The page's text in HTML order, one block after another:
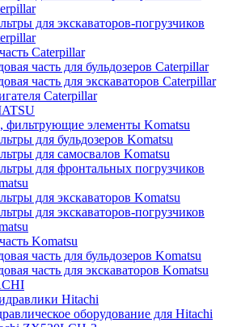
для экскаваторов-погрузчиков
Caterpillar
часть для бульдозеров Caterpillar
часть для экскаваторов Caterpillar
Caterpillar
фильтрующие элементы Komatsu
для бульдозеров Komatsu
для самосвалов Komatsu
для фронтальных погрузчиков
для экскаваторов Komatsu
для экскаваторов-погрузчиков
Komatsu
часть для бульдозеров Komatsu
часть для экскаваторов Komatsu
Hitachi
оборудование для Hitachi